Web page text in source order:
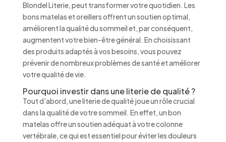
Blondel Literie, peut transformer votre quotidien. Les
bons matelas et oreillers offrent un soutien optimal,
améliorent la qualité du sommeil et, par conséquent,
augmentent votre bien-être général. En choisissant
des produits adaptés à vos besoins, vous pouvez
prévenir de nombreux problèmes de santé et améliorer
votre qualité de vie.
Pourquoi investir dans une literie de qualité ?
Tout d’abord, une literie de qualité joue un rôle crucial
dans la qualité de votre sommeil. En effet, un bon
matelas offre un soutien adéquat à votre colonne
vertébrale, ce qui est essentiel pour éviter les douleurs